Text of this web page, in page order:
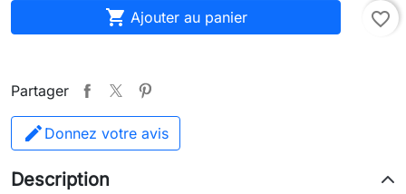
 Ajouter au panier favorite_border
Partager
Donnez votre avis
Description